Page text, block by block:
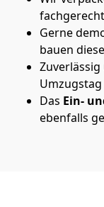
fachgerecht
Gerne
bauen
Das Ein-
ebenfalls